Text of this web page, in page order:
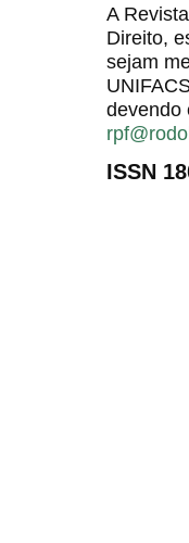
A
Direito,
sejam
devendo
ISSN